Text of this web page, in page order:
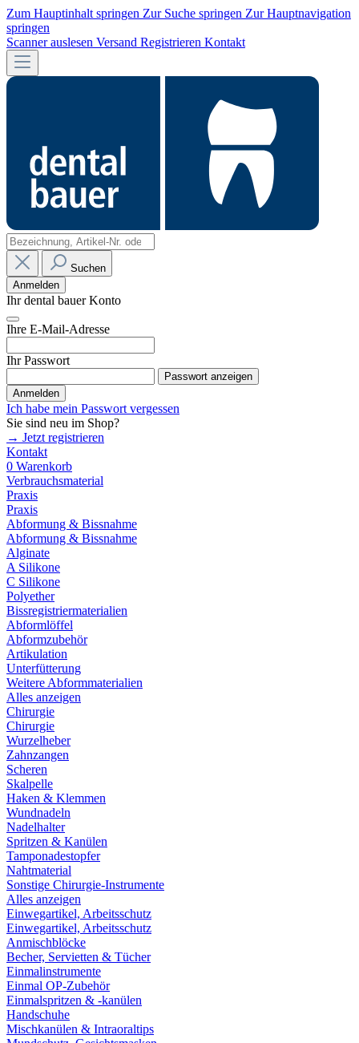
Zum Hauptinhalt springen Zur Suche springen Zur Hauptnavigation
springen
Scanner auslesen Versand Registrieren Kontakt
Suchen
Anmelden
Ihr dental bauer Konto
Ihre E-Mail-Adresse
Ihr Passwort
Passwort anzeigen
Anmelden
Ich habe mein Passwort vergessen
Sie sind neu im Shop?
→ Jetzt registrieren
Kontakt
0 Warenkorb
Verbrauchsmaterial
Praxis
Praxis
Abformung & Bissnahme
Abformung & Bissnahme
Alginate
A Silikone
C Silikone
Polyether
Bissregistriermaterialien
Abformlöffel
Abformzubehör
Artikulation
Unterfütterung
Weitere Abformmaterialien
Alles anzeigen
Chirurgie
Chirurgie
Wurzelheber
Zahnzangen
Scheren
Skalpelle
Haken & Klemmen
Wundnadeln
Nadelhalter
Spritzen & Kanülen
Tamponadestopfer
Nahtmaterial
Sonstige Chirurgie-Instrumente
Alles anzeigen
Einwegartikel, Arbeitsschutz
Einwegartikel, Arbeitsschutz
Anmischblöcke
Becher, Servietten & Tücher
Einmalinstrumente
Einmal OP-Zubehör
Einmalspritzen & -kanülen
Handschuhe
Mischkanülen & Intraoraltips